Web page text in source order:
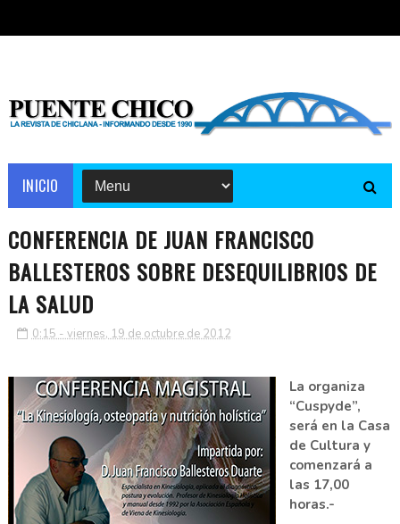
INICIO
CONFERENCIA DE JUAN FRANCISCO
BALLESTEROS SOBRE DESEQUILIBRIOS DE
LA SALUD
0:15 - viernes, 19 de octubre de 2012
La organiza
“Cuspyde”,
será en la Casa
de Cultura y
comenzará a
las 17,00
horas.-